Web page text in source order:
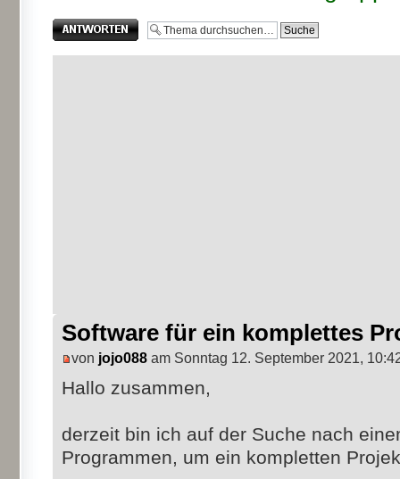
Antwort erstellen
Software für ein komplettes
von jojo088 am Sonntag 12. September 2021,
Hallo zusammen,
derzeit bin ich auf der Suche nach
Programmen, um ein kompletten